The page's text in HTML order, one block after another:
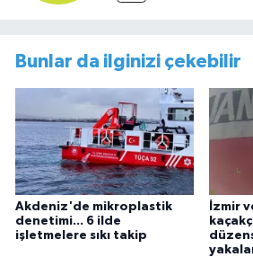
Bunlar da ilginizi çekebilir
Akdeniz'de mikroplastik
denetimi... 6 ilde
işletmelere sıkı takip
İzmir